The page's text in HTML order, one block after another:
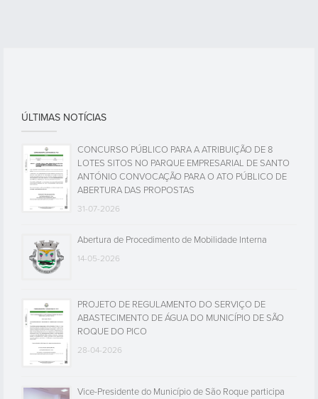
ÚLTIMAS NOTÍCIAS
CONCURSO PÚBLICO PARA A ATRIBUIÇÃO DE 8
LOTES SITOS NO PARQUE EMPRESARIAL DE SANTO
ANTÓNIO CONVOCAÇÃO PARA O ATO PÚBLICO DE
ABERTURA DAS PROPOSTAS
31-07-2026
Abertura de Procedimento de Mobilidade Interna
14-05-2026
PROJETO DE REGULAMENTO DO SERVIÇO DE
ABASTECIMENTO DE ÁGUA DO MUNICÍPIO DE SÃO
ROQUE DO PICO
28-04-2026
Vice-Presidente do Município de São Roque participa